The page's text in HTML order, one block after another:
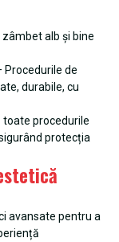
zâmbet alb și bine
Procedurile de
durabile, cu
toate procedurile
protecția
avansate pentru a